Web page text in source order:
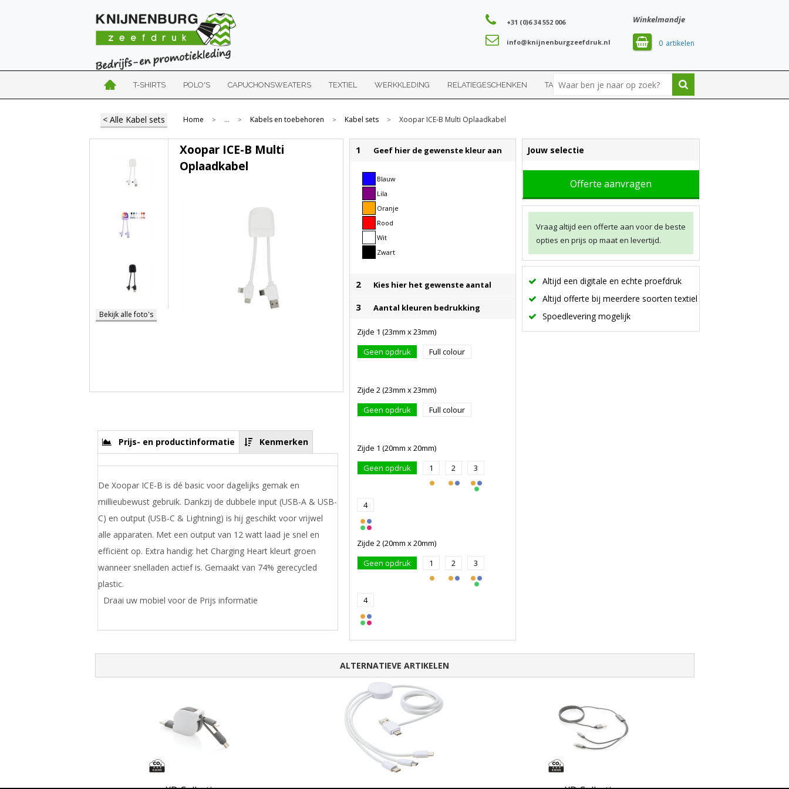
Winkelmandje
0
+31 (0)6 34 552 006
info@knijnenburgzeefdruk.nl
T-SHIRTS POLO'S CAPUCHONSWEATERS TEXTIEL WERKKLEDING RELATIEGESCHENKEN TASSEN SPORT
< Alle Kabel sets Home > ... > Kabels en toebehoren > Kabel sets > Xoopar ICE-B Multi Oplaadkabel
1 Geef hier de gewenste kleur aan
Blauw
Lila
Oranje
Rood
Wit
Zwart
2 Kies hier het gewenste aantal
3 Aantal kleuren bedrukking
Zijde 1 (23mm x 23mm)
Geen opdruk
Full colour
Zijde 2 (23mm x 23mm)
Geen opdruk
Full colour
Zijde 1 (20mm x 20mm)
Geen opdruk
1 2 3
4
Zijde 2 (20mm x 20mm)
Geen opdruk
1 2 3
4
Jouw selectie
Offerte aanvragen
Vraag altijd een offerte aan voor de beste
opties en prijs op maat en levertijd.
Altijd een digitale en echte proefdruk
Altijd offerte bij meerdere soorten textiel
Spoedlevering mogelijk
Bekijk alle foto's
Xoopar ICE-B Multi
Oplaadkabel
Prijs- en productinformatie Kenmerken
De Xoopar ICE-B is dé basic voor dagelijks gemak en
millieubewust gebruik. Dankzij de dubbele input (USB-A & USB-
C) en output (USB-C & Lightning) is hij geschikt voor vrijwel
alle apparaten. Met een output van 12 watt laad je snel en
efficiënt op. Extra handig: het Charging Heart kleurt groen
wanneer snelladen actief is. Gemaakt van 74% gerecycled
plastic.
Draai uw mobiel voor de Prijs informatie
ALTERNATIEVE ARTIKELEN